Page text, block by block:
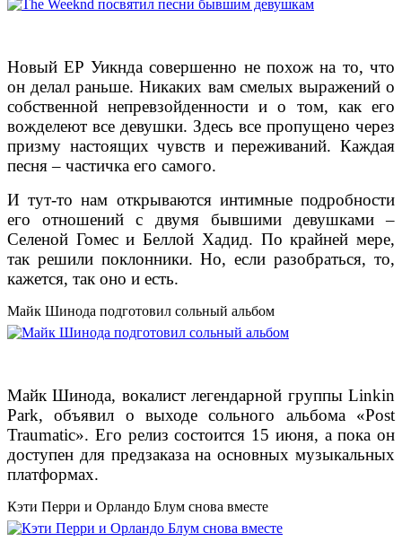
Новый EP Уикнда совершенно не похож на то, что
он делал раньше. Никаких вам смелых выражений о
собственной непревзойденности и о том, как его
вожделеют все девушки. Здесь все пропущено через
призму настоящих чувств и переживаний. Каждая
песня – частичка его самого.
И тут-то нам открываются интимные подробности
его отношений с двумя бывшими девушками –
Селеной Гомес и Беллой Хадид. По крайней мере,
так решили поклонники. Но, если разобраться, то,
кажется, так оно и есть.
Майк Шинода подготовил сольный альбом
Майк Шинода, вокалист легендарной группы Linkin
Park, объявил о выходе сольного альбома «Post
Traumatic». Его релиз состоится 15 июня, а пока он
доступен для предзаказа на основных музыкальных
платформах.
Кэти Перри и Орландо Блум снова вместе